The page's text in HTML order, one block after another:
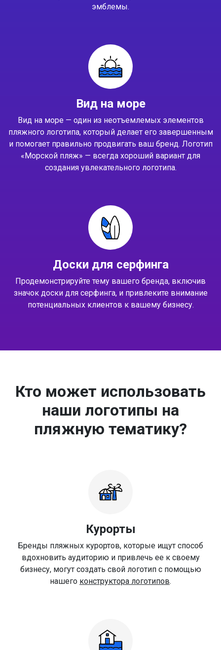
эмблемы.
Вид на море
Вид на море — один из неотъемлемых элементов
пляжного логотипа, который делает его завершенным
и помогает правильно продвигать ваш бренд. Логотип
«Морской пляж» — всегда хороший вариант для
создания увлекательного логотипа.
Доски для серфинга
Продемонстрируйте тему вашего бренда, включив
значок доски для серфинга, и привлеките внимание
потенциальных клиентов к вашему бизнесу.
Кто может использовать
наши логотипы на
пляжную тематику?
Курорты
Бренды пляжных курортов, которые ищут способ
вдохновить аудиторию и привлечь ее к своему
бизнесу, могут создать свой логотип с помощью
нашего конструктора логотипов.